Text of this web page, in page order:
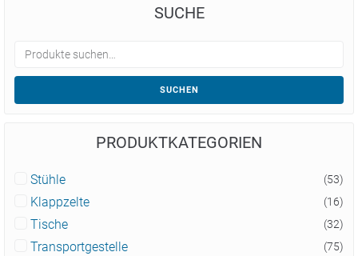
SUCHE
SUCHEN
PRODUKTKATEGORIEN
Stühle (53)
Klappzelte (16)
Tische (32)
Transportgestelle (75)